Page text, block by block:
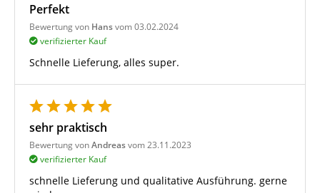
Perfekt
Bewertung von Hansvom 03.02.2024
verifizierter Kauf
Schnelle Lieferung, alles super.
sehr praktisch
Bewertung vonAndreasvom 23.11.2023
verifizierter Kauf
schnelle Lieferung und qualitative Ausführung. gerne